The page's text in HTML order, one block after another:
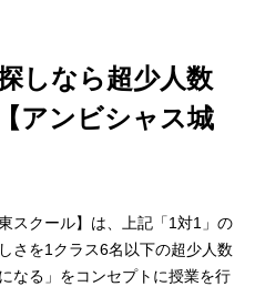
しなら超少人数
アンビシャス城
スクール】は、上記「1対1」の
さを1クラス6名以下の超少人数
なる」をコンセプトに授業を行